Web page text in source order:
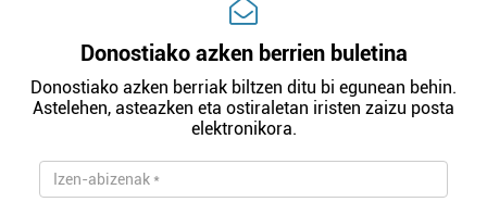
Donostiako azken berrien buletina
Donostiako azken berriak biltzen ditu bi egunean behin.
Astelehen, asteazken eta ostiraletan iristen zaizu posta
elektronikora.